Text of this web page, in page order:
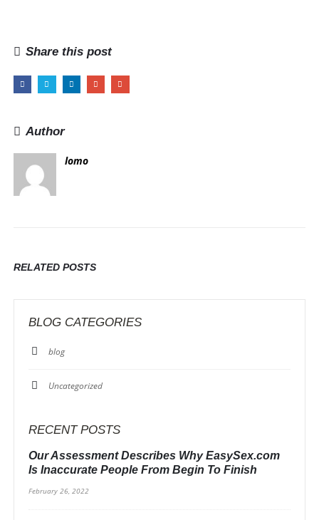
Share this post
Author
lomo
RELATEDPOSTS
BLOG CATEGORIES
blog
Uncategorized
RECENT POSTS
Our Assessment Describes Why EasySex.com
Is Inaccurate People From Begin To Finish
February 26, 2022